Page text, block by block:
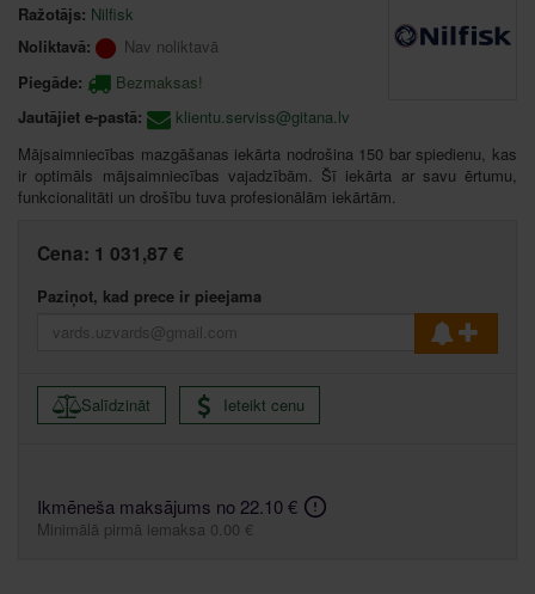
Ražotājs: Nilfisk
Noliktavā:
Nav noliktavā
Piegāde:
Bezmaksas!
Jautājiet e-pastā:
klientu.serviss@gitana.lv
Mājsaimniecības mazgāšanas iekārta nodrošina 150 bar spiedienu, kas
ir optimāls mājsaimniecības vajadzībām. Šī iekārta ar savu ērtumu,
funkcionalitāti un drošību tuva profesionālām iekārtām.
Cena: 1 031,87 €
Paziņot, kad prece ir pieejama
Salīdzināt Ieteikt cenu
Ikmēneša maksājums no 22.10 €
Minimālā pirmā iemaksa 0.00 €